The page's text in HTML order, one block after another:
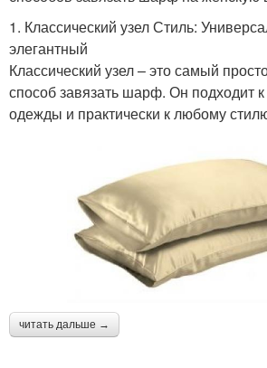
1. Классический узел Стиль:
элегантный
Классический узел – это самый
способ завязать шарф. Он подходит
одежды и практически к любому
читать дальше →